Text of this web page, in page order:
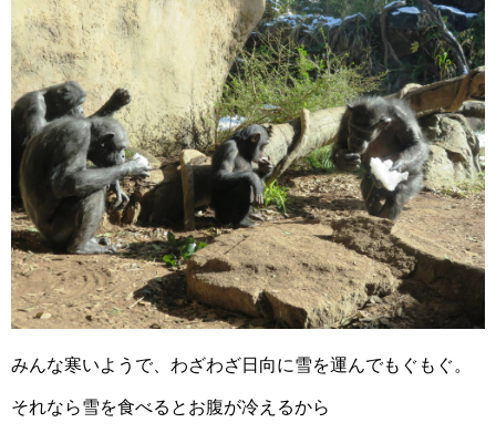
みんな寒いようで、わざわざ日向に雪を運んでもぐもぐ。
それなら雪を食べるとお腹が冷えるから